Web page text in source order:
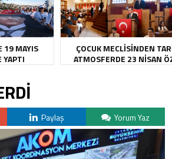
19 MAYIS
YAPTI
ÇOCUK MECLİSİNDEN
ATMOSFERDE 23 NİSAN
Paylaş Yorum Yaz